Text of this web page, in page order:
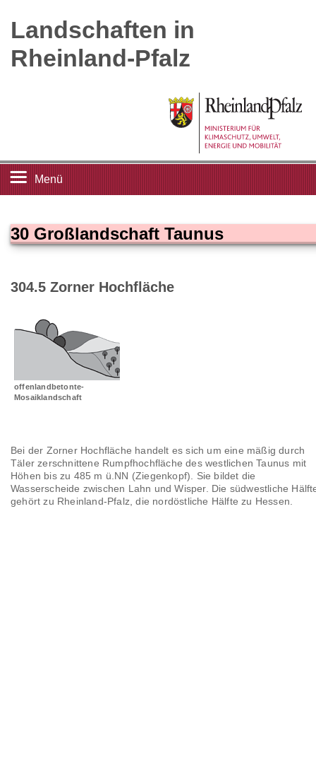
Landschaften in
Rheinland-Pfalz
Menü
Landschaftsleitbilder
Großlandschaften
Landschaftsräume
30 Großlandschaft Taunus
304.5 Zorner Hochfläche
offenlandbetonte-
Mosaiklandschaft
Bei der Zorner Hochfläche handelt es sich um eine mäßig durch
Täler zerschnittene Rumpfhochfläche des westlichen Taunus mit
Höhen bis zu 485 m ü.NN (Ziegenkopf). Sie bildet die
Wasserscheide zwischen Lahn und Wisper. Die südwestliche
gehört zu Rheinland-Pfalz, die nordöstliche Hälfte zu Hessen.